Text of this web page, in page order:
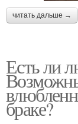
читать дальше →
Есть ли
браке?